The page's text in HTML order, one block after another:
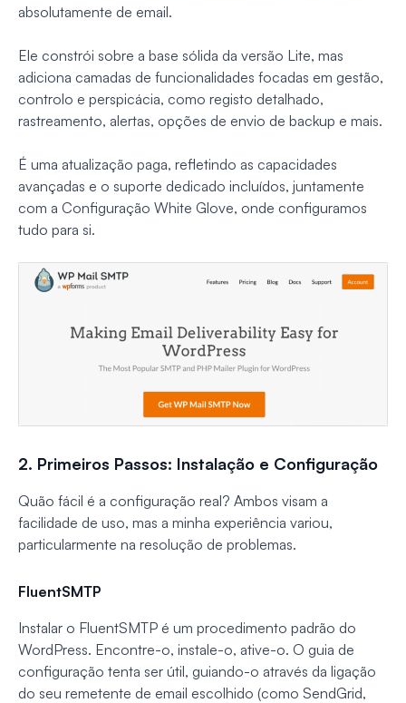
absolutamente de email.
Ele constrói sobre a base sólida da versão Lite, mas
adiciona camadas de funcionalidades focadas em gestão,
controlo e perspicácia, como registo detalhado,
rastreamento, alertas, opções de envio de backup e mais.
É uma atualização paga, refletindo as capacidades
avançadas e o suporte dedicado incluídos, juntamente
com a Configuração White Glove, onde configuramos
tudo para si.
2. Primeiros Passos: Instalação e Configuração
Quão fácil é a configuração real? Ambos visam a
facilidade de uso, mas a minha experiência variou,
particularmente na resolução de problemas.
FluentSMTP
Instalar o FluentSMTP é um procedimento padrão do
WordPress. Encontre-o, instale-o, ative-o. O guia de
configuração tenta ser útil, guiando-o através da ligação
do seu remetente de email escolhido (como SendGrid,